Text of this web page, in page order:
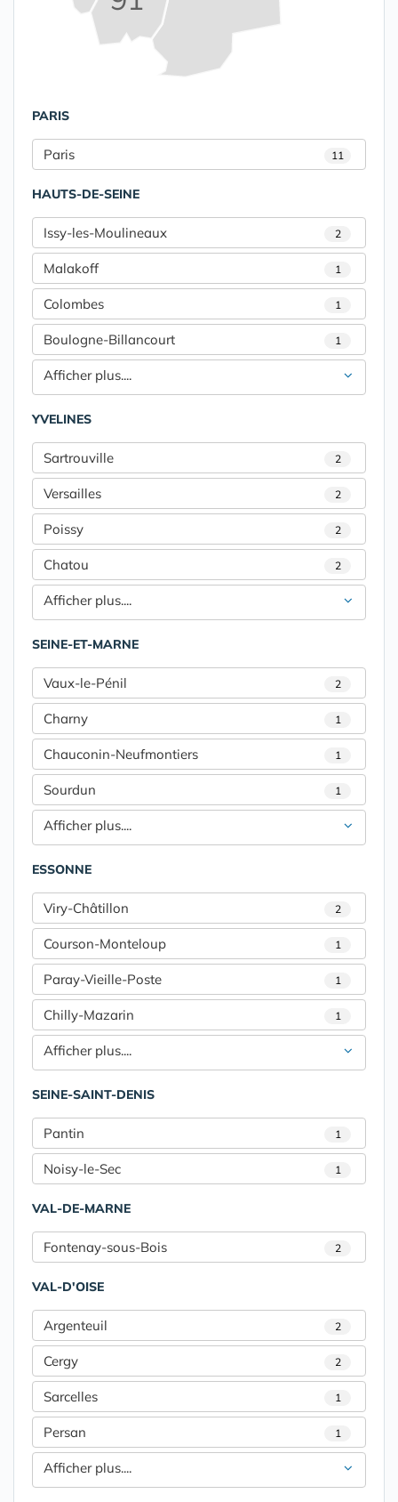
PARIS
Paris 11
HAUTS-DE-SEINE
Issy-les-Moulineaux 2
Malakoff 1
Colombes 1
Boulogne-Billancourt 1
Afficher plus....
YVELINES
Sartrouville 2
Versailles 2
Poissy 2
Chatou 2
Afficher plus....
SEINE-ET-MARNE
Vaux-le-Pénil 2
Charny 1
Chauconin-Neufmontiers 1
Sourdun 1
Afficher plus....
ESSONNE
Viry-Châtillon 2
Courson-Monteloup 1
Paray-Vieille-Poste 1
Chilly-Mazarin 1
Afficher plus....
SEINE-SAINT-DENIS
Pantin 1
Noisy-le-Sec 1
VAL-DE-MARNE
Fontenay-sous-Bois 2
VAL-D'OISE
Argenteuil 2
Cergy 2
Sarcelles 1
Persan 1
Afficher plus....